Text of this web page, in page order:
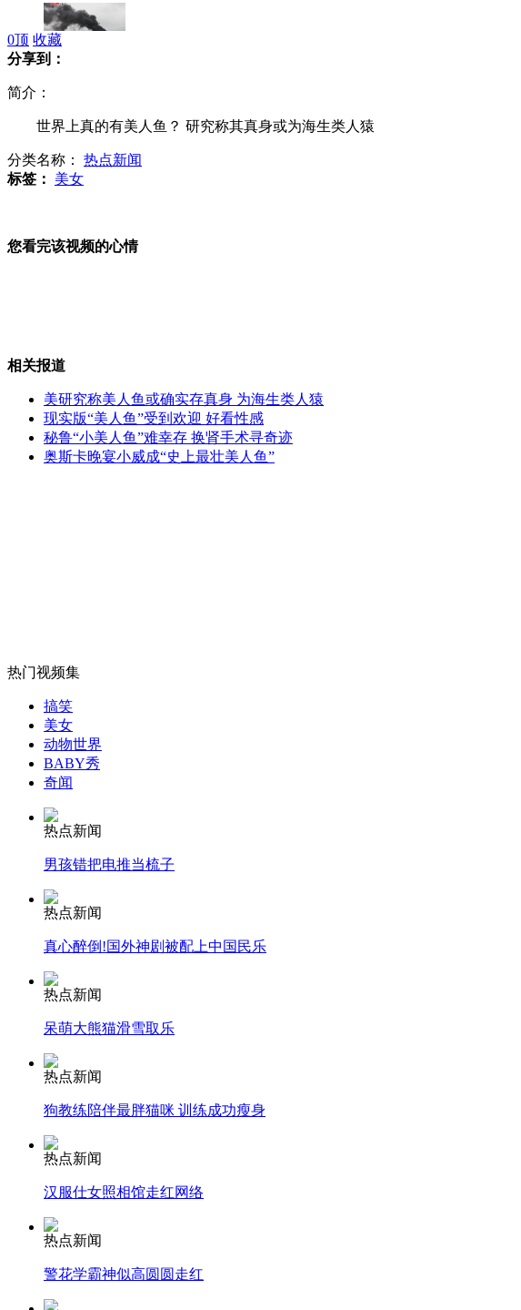
印度气温高达45度 电力告急
朝鲜西海岸持续干旱近25天未降雨
滨海大道飚车案投案人疑为“顶包”
女孩北京地铁殴打老人 痛下狠手拳打脚踢
无痛分娩是否安全 医生回应
外交部：反对强权政治霸凌主义
外交部：有关国家言论片面不公正
安徽一实载49人客车翻车
消防员救轻生者
0顶 收藏
分享到：
简介：
世界上真的有美人鱼？ 研究称其真身或为海生类人猿
分类名称： 热点新闻
标签：
美女
您看完该视频的心情
相关报道
美研究称美人鱼或确实存真身 为海生类人猿
现实版“美人鱼”受到欢迎 好看性感
秘鲁“小美人鱼”难幸存 换肾手术寻奇迹
奥斯卡晚宴小威成“史上最壮美人鱼”
热门视频集
搞笑
美女
动物世界
BABY秀
奇闻
热点新闻
男孩错把电推当梳子
热点新闻
真心醉倒!国外神剧被配上中国民乐
热点新闻
呆萌大熊猫滑雪取乐
热点新闻
狗教练陪伴最胖猫咪 训练成功瘦身
热点新闻
汉服仕女照相馆走红网络
热点新闻
警花学霸神似高圆圆走红